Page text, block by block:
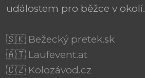
událostem pro běžce v okolí.
🇸🇰 Bežecký pretek.sk
🇦🇹 Laufevent.at
🇨🇿 Kolozávod.cz